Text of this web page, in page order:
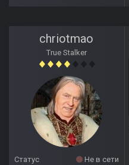
chriotmao
True Stalker
Статус
Не в сети